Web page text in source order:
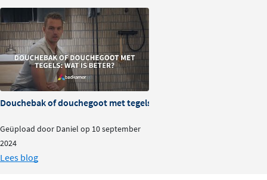
Douchebak of douchegoot met tegels: wat is beter?
Geüpload door Daniel op 10 september
2024
Lees blog